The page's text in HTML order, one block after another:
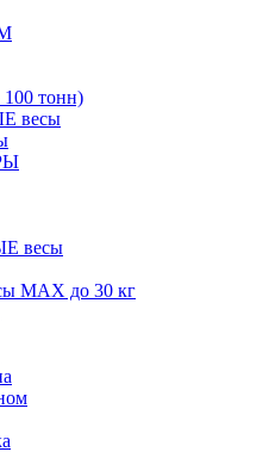
тонн)
весы
весы
MAX до 30 кг